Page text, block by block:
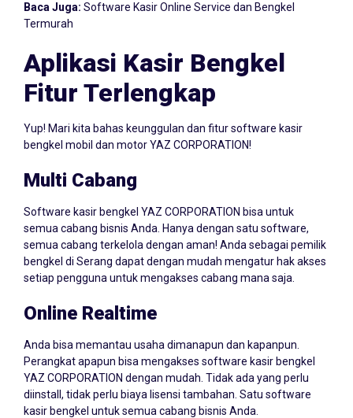
Baca Juga: Software Kasir Online Service dan Bengkel
Termurah
Aplikasi Kasir Bengkel
Fitur Terlengkap
Yup! Mari kita bahas keunggulan dan fitur software kasir
bengkel mobil dan motor YAZ CORPORATION!
Multi Cabang
Software kasir bengkel YAZ CORPORATION bisa untuk
semua cabang bisnis Anda. Hanya dengan satu software,
semua cabang terkelola dengan aman! Anda sebagai pemilik
bengkel di Serang dapat dengan mudah mengatur hak akses
setiap pengguna untuk mengakses cabang mana saja.
Online Realtime
Anda bisa memantau usaha dimanapun dan kapanpun.
Perangkat apapun bisa mengakses software kasir bengkel
YAZ CORPORATION dengan mudah. Tidak ada yang perlu
diinstall, tidak perlu biaya lisensi tambahan. Satu software
kasir bengkel untuk semua cabang bisnis Anda.